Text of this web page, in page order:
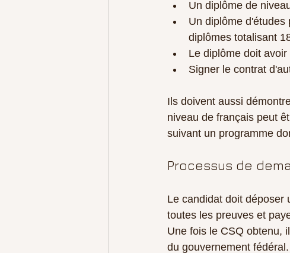
Un diplôme de
Un diplôme
diplômes totalisant
Le diplôme doit
Signer le contrat
Ils doivent aussi
niveau de français peut
suivant un programme
Processus de
Le candidat doit déposer
toutes les preuves et
Une fois le CSQ obtenu,
du gouvernement fédéral.